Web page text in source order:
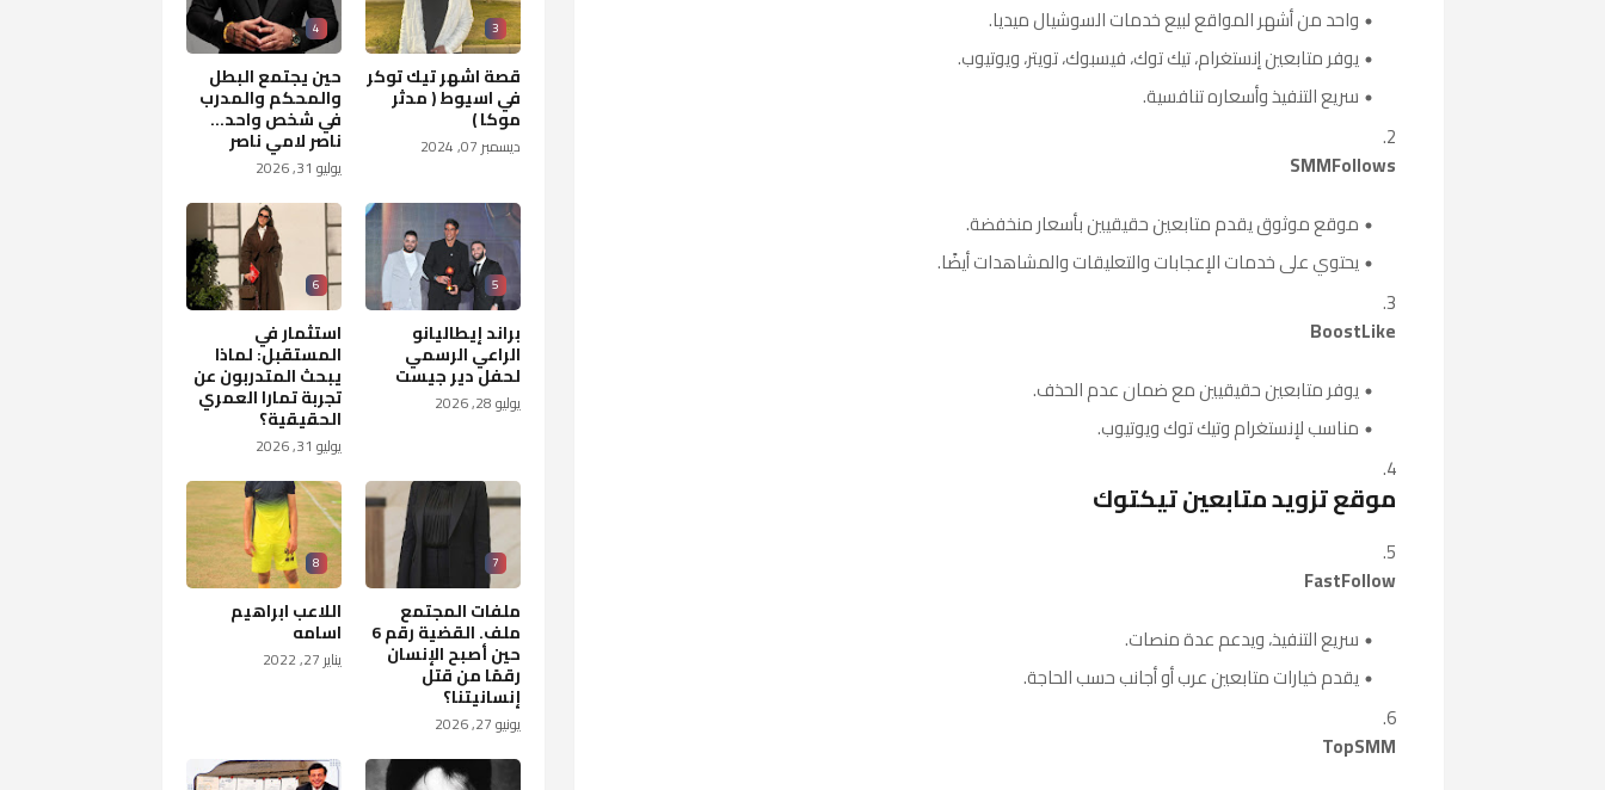
واحد من أشهر المواقع لبيع خدمات السوشيال ميديا.
يوفر متابعين إنستغرام، تيك توك، فيسبوك، تويتر، ويوتيوب.
سريع التنفيذ وأسعاره تنافسية.
SMMFollows
موقع موثوق يقدم متابعين حقيقيين بأسعار منخفضة.
يحتوي على خدمات الإعجابات والتعليقات والمشاهدات أيضًا.
BoostLike
يوفر متابعين حقيقيين مع ضمان عدم الحذف.
مناسب لإنستغرام وتيك توك ويوتيوب.
موقع تزويد متابعين تيكتوك
FastFollow
سريع التنفيذ، ويدعم عدة منصات.
يقدم خيارات متابعين عرب أو أجانب حسب الحاجة.
TopSMM
3
قصة اشهر تيك توكر
في اسيوط ( مدثر
موكا )
ديسمبر 07, 2024
4
حين يجتمع البطل
والمحكم والمدرب
في شخص واحد...
ناصر لامي ناصر
يوليو 31, 2026
5
براند إيطاليانو
الراعي الرسمي
لحفل دير جيست
يوليو 28, 2026
6
استثمار في
المستقبل: لماذا
يبحث المتدربون عن
تجربة تمارا العمري
الحقيقية؟
يوليو 31, 2026
7
ملفات المجتمع
ملف. القضية رقم 6
حين أصبح الإنسان
رقمًا من قتل
إنسانيتنا؟
يونيو 27, 2026
8
اللاعب ابراهيم
اسامه
يناير 27, 2022